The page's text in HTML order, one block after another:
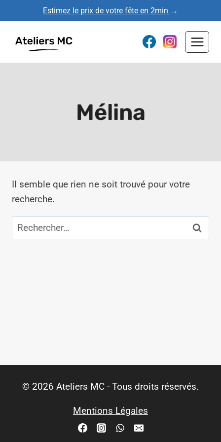
au
contenu
Estimez le prix de votre fête en 2min →
Mélina
Il semble que rien ne soit trouvé pour votre
recherche.
Rechercher :
© 2026 Ateliers MC - Tous droits réservés.
Mentions Légales